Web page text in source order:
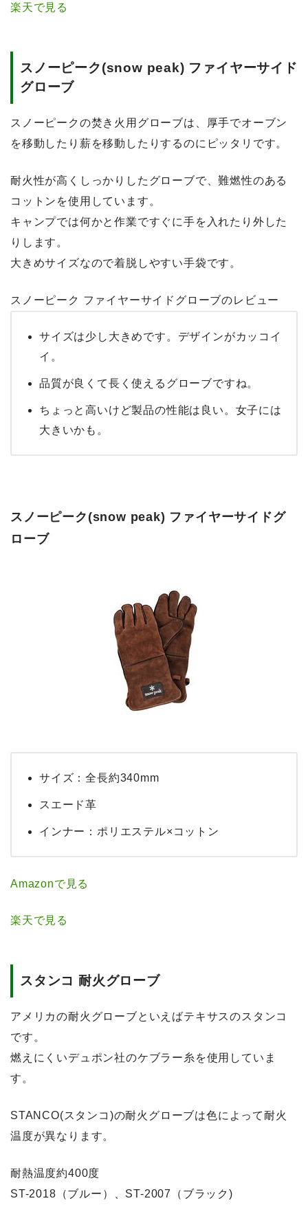
楽天で見る
スノーピーク(snow peak) ファイヤーサイド
グローブ
スノーピークの焚き火用グローブは、厚手でオーブン
を移動したり薪を移動したりするのにピッタリです。
耐火性が高くしっかりしたグローブで、難燃性のある
コットンを使用しています。
キャンプでは何かと作業ですぐに手を入れたり外した
りします。
大きめサイズなので着脱しやすい手袋です。
スノーピーク ファイヤーサイドグローブのレビュー
サイズは少し大きめです。デザインがカッコイ
イ。
品質が良くて長く使えるグローブですね。
ちょっと高いけど製品の性能は良い。女子には
大きいかも。
スノーピーク(snow peak) ファイヤーサイドグ
ローブ
サイズ：全長約340mm
スエード革
インナー：ポリエステル×コットン
Amazonで見る
楽天で見る
スタンコ 耐火グローブ
アメリカの耐火グローブといえばテキサスのスタンコ
です。
燃えにくいデュポン社のケブラー糸を使用 していま
す。
STANCO(スタンコ)の耐火グローブは色によって耐火
温度が異なります。
耐熱温度約400度
ST-2018（ブルー）、ST-2007（ブラック)